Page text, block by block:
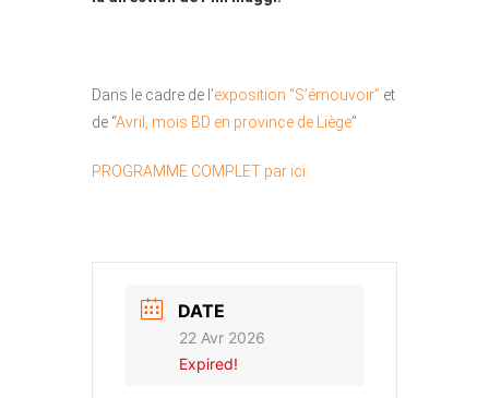
Dans le cadre de l’exposition “S’émouvoir” et
de “Avril, mois BD en province de Liège”
PROGRAMME COMPLET par ici.
DATE
22 Avr 2026
Expired!